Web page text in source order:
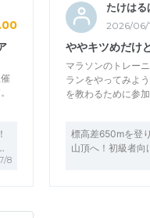
8
たけはる
2026/06/
ややキツめだけ
マラソンのトレー
ランをやってみよ
を教わるために参
標高差650mを登
山頂へ！初級者